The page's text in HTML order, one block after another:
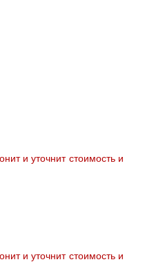
и уточнит стоимость и
и уточнит стоимость и